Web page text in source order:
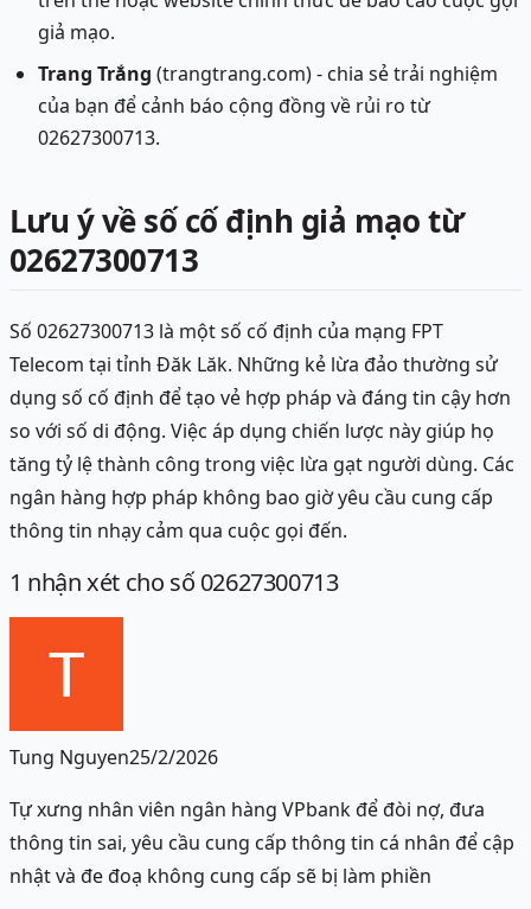
giả mạo.
Trang Trắng (trangtrang.com) - chia sẻ trải nghiệm
của bạn để cảnh báo cộng đồng về rủi ro từ
02627300713.
Lưu ý về số cố định giả mạo từ
02627300713
Số 02627300713 là một số cố định của mạng FPT
Telecom tại tỉnh Đăk Lăk. Những kẻ lừa đảo thường sử
dụng số cố định để tạo vẻ hợp pháp và đáng tin cậy hơn
so với số di động. Việc áp dụng chiến lược này giúp họ
tăng tỷ lệ thành công trong việc lừa gạt người dùng. Các
ngân hàng hợp pháp không bao giờ yêu cầu cung cấp
thông tin nhạy cảm qua cuộc gọi đến.
1 nhận xét cho số 02627300713
Tung Nguyen25/2/2026
Tự xưng nhân viên ngân hàng VPbank để đòi nợ, đưa
thông tin sai, yêu cầu cung cấp thông tin cá nhân để cập
nhật và đe đoạ không cung cấp sẽ bị làm phiền